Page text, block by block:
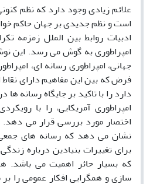
علائم زیادی وجود دارد که نظم
است و نظم جدیدی بر جهان حاکم
ادبیات روابط بین الملل زمزمه
امپراطوری به گوش می رسد. این
جهانی، امپراطوری رسانه ای،
فرض که بین این مفاهیم دارای
دارد را با تاکید بر جایگاه رسانه
امپراطوری آمریکایی، را با
اختصار مورد بررسی قرار می دهد.
نشان می دهد که رسانه های
برای تغییرات بنیادین درباره
که بسیار حائر اهمیت می باشد.
سازی و همگرایی افکار عمومی را